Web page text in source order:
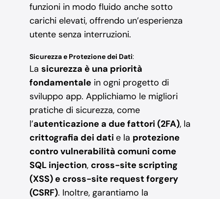
funzioni in modo fluido anche sotto
carichi elevati, offrendo un’esperienza
utente senza interruzioni.
Sicurezza e Protezione dei Dati:
La sicurezza è una priorità
fondamentale in ogni progetto di
sviluppo app. Applichiamo le migliori
pratiche di sicurezza, come
l’autenticazione a due fattori (2FA), la
crittografia dei dati e la protezione
contro vulnerabilità comuni come
SQL injection, cross-site scripting
(XSS) e cross-site request forgery
(CSRF). Inoltre, garantiamo la